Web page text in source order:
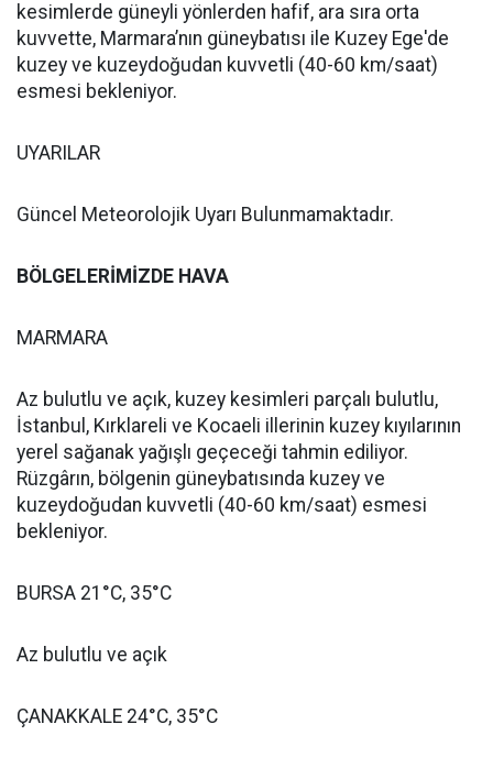
kesimlerde güneyli yönlerden hafif, ara sıra orta
kuvvette, Marmara’nın güneybatısı ile Kuzey Ege'de
kuzey ve kuzeydoğudan kuvvetli (40-60 km/saat)
esmesi bekleniyor.
UYARILAR
Güncel Meteorolojik Uyarı Bulunmamaktadır.
BÖLGELERİMİZDE HAVA
MARMARA
Az bulutlu ve açık, kuzey kesimleri parçalı bulutlu,
İstanbul, Kırklareli ve Kocaeli illerinin kuzey kıyılarının
yerel sağanak yağışlı geçeceği tahmin ediliyor.
Rüzgârın, bölgenin güneybatısında kuzey ve
kuzeydoğudan kuvvetli (40-60 km/saat) esmesi
bekleniyor.
BURSA 21°C, 35°C
Az bulutlu ve açık
ÇANAKKALE 24°C, 35°C